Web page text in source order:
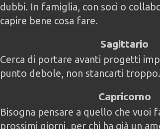
dubbi. In famiglia, con soci o
capire bene cosa fare.
Sagittario
Cerca di portare avanti progetti
punto debole, non stancarti troppo.
Capricorno
Bisogna pensare a quello che vuoi
prossimi giorni, per chi ha già un